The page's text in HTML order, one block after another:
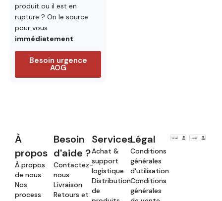
produit ou il est en
rupture ? On le source
pour vous
immédiatement.
Besoin urgence
AOG
À
propos
À propos
de nous
Nos
process
Besoin
d'aide ?
Contactez-
nous
Livraison
Retours et
Services
Achat &
support
logistique
Distribution
de
Légal
Conditions
générales
d'utilisation
Conditions
générales